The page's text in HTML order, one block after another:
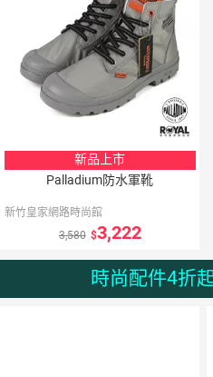
新品上市
Palladium防水軍靴
新竹皇家網路時尚館
3,580
3,222
時尚配件4折